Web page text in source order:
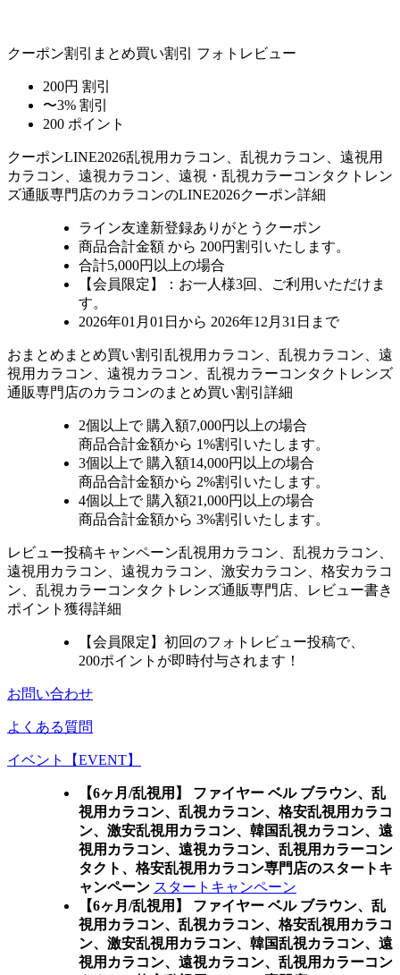
クーポン割引 まとめ買い割引 フォトレビュー
200円 割引
〜3% 割引
200 ポイント
クーポンLINE2026乱視用カラコン、乱視カラコン、遠視用
カラコン、遠視カラコン、遠視・乱視カラーコンタクトレン
ズ通販専門店のカラコンのLINE2026クーポン詳細
ライン友達新登録ありがとうクーポン
商品合計金額 から 200円割引 いたします。
合計5,000円以上の場合
【会員限定】：お一人様3回
、ご利用いただけま
す。
2026年01月01日から 2026年12月31日まで
おまとめ まとめ買い割引 乱視用カラコン、乱視カラコン、遠
視用カラコン、遠視カラコン、乱視カラーコンタクトレンズ
通販専門店のカラコンのまとめ買い割引詳細
2個 以上で 購入額7,000円以上の場合
商品合計金額から 1%割引いたします。
3個 以上で 購入額14,000円以上の場合
商品合計金額から 2%割引いたします。
4個 以上で 購入額21,000円以上の場合
商品合計金額から 3%割引いたします。
レビュー投稿キャンペーン乱視用カラコン、乱視カラコン、
遠視用カラコン、遠視カラコン、激安カラコン、格安カラコ
ン、乱視カラーコンタクトレンズ通販専門店、レビュー書き
ポイント獲得詳細
【会員限定】初回のフォトレビュー投稿で、
200ポイント が即時付与されます！
お問い合わせ
よくある質問
イベント【EVENT】
【6ヶ月/乱視用】 ファイヤー ベル ブラウン、乱
視用カラコン、乱視カラコン、格安乱視用カラコ
ン、激安乱視用カラコン、韓国乱視カラコン、遠
視用カラコン、遠視カラコン、乱視用カラーコン
タクト、格安乱視用カラコン専門店のスタートキ
ャンペーン スタートキャンペーン
【6ヶ月/乱視用】 ファイヤー ベル ブラウン、乱
視用カラコン、乱視カラコン、格安乱視用カラコ
ン、激安乱視用カラコン、韓国乱視カラコン、遠
視用カラコン、遠視カラコン、乱視用カラーコン